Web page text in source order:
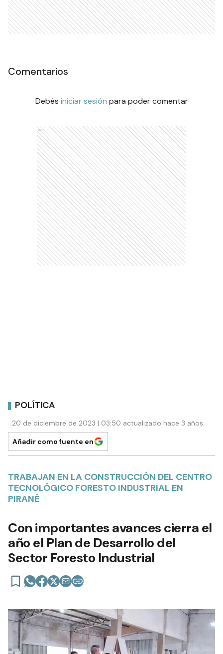
Comentarios
Debés iniciar sesión para poder comentar
Ads
POLÍTICA
20 de diciembre de 2023 | 03:50 actualizado hace 3 años
Añadir como fuente en
TRABAJAN EN LA CONSTRUCCIÓN DEL CENTRO
TECNOLÓGICO FORESTO INDUSTRIAL EN
PIRANÉ
Con importantes avances cierra el
año el Plan de Desarrollo del
Sector Foresto Industrial